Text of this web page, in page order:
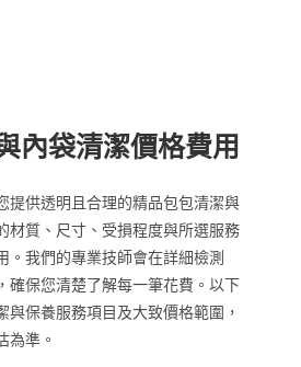
內袋清潔價格費用
提供透明且合理的精品包包清潔與
材質、尺寸、受損程度與所選服務
。我們的專業技師會在詳細檢測
確保您清楚了解每一筆花費。以下
與保養服務項目及大致價格範圍，
為準。